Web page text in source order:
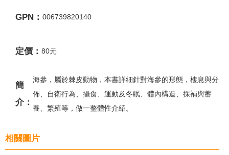
GPN： 006739820140
定價： 80元
簡
介：
海參，屬於棘皮動物，本書詳細針對海參的形態，棲息與分
佈、自衛行為、攝食、運動及冬眠、體內構造、採補與蓄
養、繁殖等，做一整體性介紹。
相關圖片